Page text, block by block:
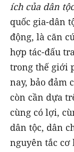
ích của dân
quốc gia-dân
động, là căn
hợp tác-đấu
trong thế giới
nay, bảo đảm
còn cần dựa
cùng có lợi,
dân tộc, dân
nguyên tắc